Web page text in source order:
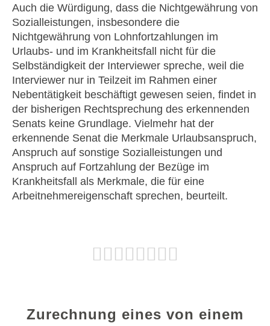
Auch die Würdigung, dass die Nichtgewährung von
Sozialleistungen, insbesondere die
Nichtgewährung von Lohnfortzahlungen im
Urlaubs- und im Krankheitsfall nicht für die
Selbständigkeit der Interviewer spreche, weil die
Interviewer nur in Teilzeit im Rahmen einer
Nebentätigkeit beschäftigt gewesen seien, findet in
der bisherigen Rechtsprechung des erkennenden
Senats keine Grundlage. Vielmehr hat der
erkennende Senat die Merkmale Urlaubsanspruch,
Anspruch auf sonstige Sozialleistungen und
Anspruch auf Fortzahlung der Bezüge im
Krankheitsfall als Merkmale, die für eine
Arbeitnehmereigenschaft sprechen, beurteilt.
Zurechnung eines von einem